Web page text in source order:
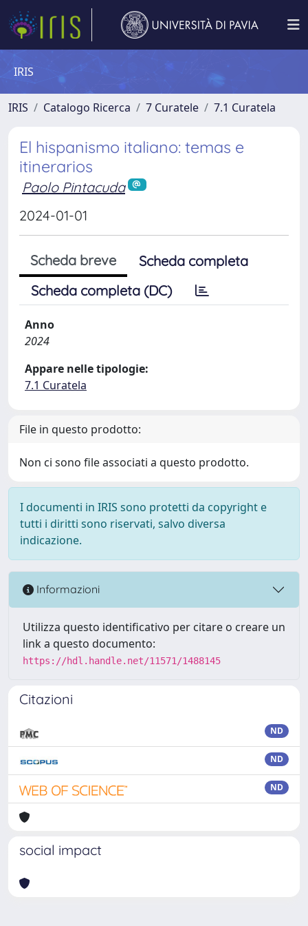
IRIS
IRIS Catalogo Ricerca 7 Curatele 7.1 Curatela
El hispanismo italiano: temas e
itinerarios
Paolo Pintacuda
2024-01-01
Scheda breve
Scheda completa
Scheda completa (DC)
Anno
2024
Appare nelle tipologie:
7.1 Curatela
File in questo prodotto:
Non ci sono file associati a questo prodotto.
I documenti in IRIS sono protetti da copyright e
tutti i diritti sono riservati, salvo diversa
indicazione.
Informazioni
Utilizza questo identificativo per citare o creare un
link a questo documento:
https://hdl.handle.net/11571/1488145
Citazioni
ND
ND
ND
social impact